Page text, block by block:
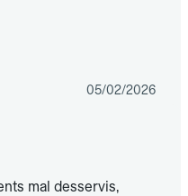
05/02/2026
mal desservis,